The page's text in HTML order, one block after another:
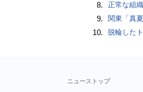
8. 正常な組
9. 関東「真
10. 脱輪した
ニューストップ